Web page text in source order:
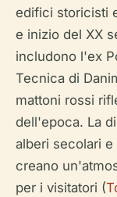
edifici storicisti
e inizio del XX
includono l'ex
Tecnica di
mattoni rossi
dell'epoca. La
alberi secolari
creano
per i visitatori (